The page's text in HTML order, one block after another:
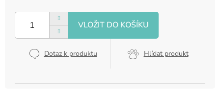
cena:
Dotaz k produktu Hlídat produkt